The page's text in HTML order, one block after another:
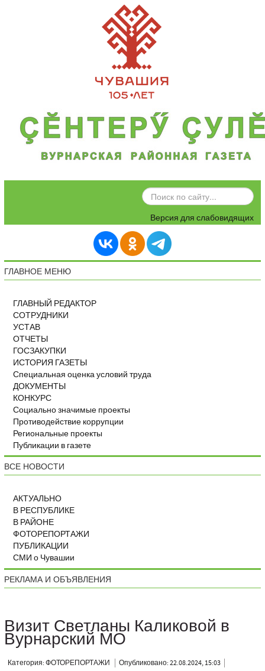
ИСКАТЬ...
Версия для слабовидящих
ГЛАВНОЕ МЕНЮ
ГЛАВНЫЙ РЕДАКТОР
СОТРУДНИКИ
УСТАВ
ОТЧЕТЫ
ГОСЗАКУПКИ
ИСТОРИЯ ГАЗЕТЫ
Специальная оценка условий труда
ДОКУМЕНТЫ
КОНКУРС
Социально значимые проекты
Противодействие коррупции
Региональные проекты
Публикации в газете
ВСЕ НОВОСТИ
АКТУАЛЬНО
В РЕСПУБЛИКЕ
В РАЙОНЕ
ФОТОРЕПОРТАЖИ
ПУБЛИКАЦИИ
СМИ о Чувашии
РЕКЛАМА И ОБЪЯВЛЕНИЯ
Визит Светланы Каликовой в
Вурнарский МО
Категория: ФОТОРЕПОРТАЖИ
Опубликовано: 22.08.2024, 15:03